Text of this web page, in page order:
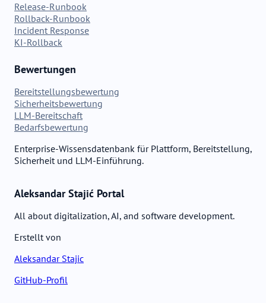
Release-Runbook
Rollback-Runbook
Incident Response
KI-Rollback
Bewertungen
Bereitstellungsbewertung
Sicherheitsbewertung
LLM-Bereitschaft
Bedarfsbewertung
Enterprise-Wissensdatenbank für Plattform, Bereitstellung,
Sicherheit und LLM-Einführung.
Aleksandar Stajić Portal
All about digitalization, AI, and software development.
Erstellt von
Aleksandar Stajic
GitHub-Profil